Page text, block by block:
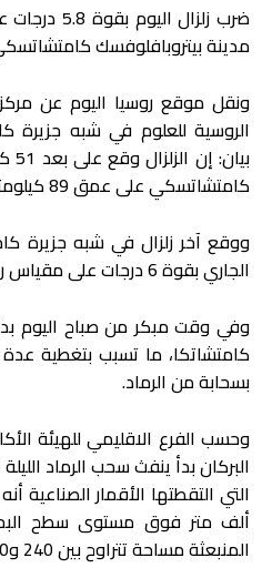
ضرب زلزال
مدينة بيتروبافلوفسك
ونقل موقع روسيا اليوم عن مركز
الروسية للعلوم في شبه جزيرة
كامتشاتسكي على عمق 89 كيلومترا.
الجاري بقوة 6 درجات على مقياس ريختر.
وفي وقت مبكر من صباح اليوم
كامتشاتكا، ما تسبب بتغطية
بسحابة من الرماد.
وحسب الفرع الاقليمي للهيئة
البركان بدأ ينفث سحب الرماد
ألف متر فوق مستوى سطح
المنبعثة مساحة تتراوح بين 240 و400 كيلومتر.